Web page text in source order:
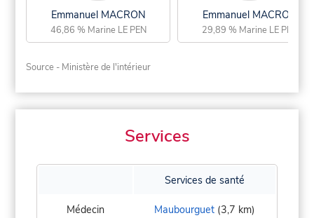
Emmanuel MACRON
46,86 % Marine LE PEN
Emmanuel MACRON
29,89 % Marine LE PEN
Source - Ministère de l'intérieur
Services
Services de santé
Médecin Maubourguet (3,7 km)